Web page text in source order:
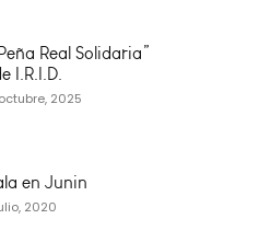
Real Solidaria”
I.R.I.D.
2025
en Junin
2020